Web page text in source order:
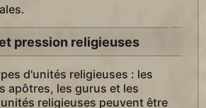
pression religieuses
d'unités religieuses : les
apôtres, les gurus et les
religieuses peuvent être